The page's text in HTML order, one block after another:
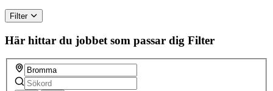
Filter
Här hittar du jobbet som passar dig Filter